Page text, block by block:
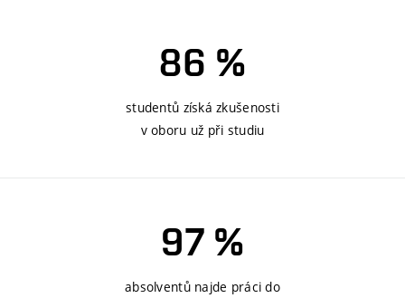
86 %
studentů získá zkušenosti
v oboru už při studiu
97 %
absolventů najde práci do